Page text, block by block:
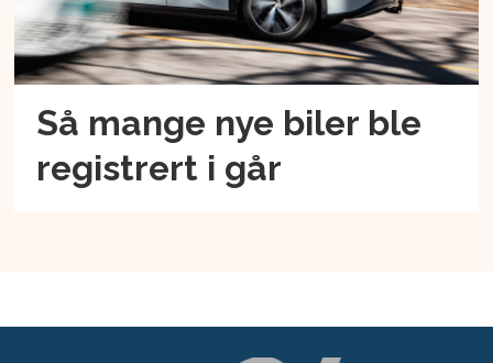
Så mange nye biler ble
registrert i går